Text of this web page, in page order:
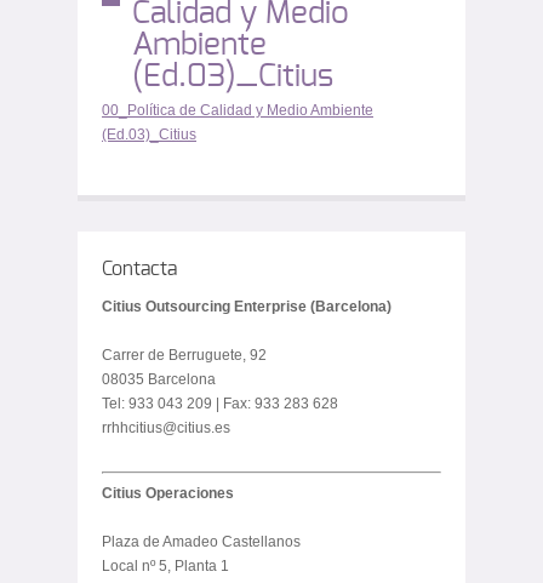
Calidad y Medio
Ambiente
(Ed.03)_Citius
00_Política de Calidad y Medio Ambiente
(Ed.03)_Citius
Contacta
Citius Outsourcing Enterprise (Barcelona)
Carrer de Berruguete, 92
08035 Barcelona
Tel: 933 043 209 | Fax: 933 283 628
rrhhcitius@citius.es
Citius Operaciones
Plaza de Amadeo Castellanos
Local nº 5, Planta 1